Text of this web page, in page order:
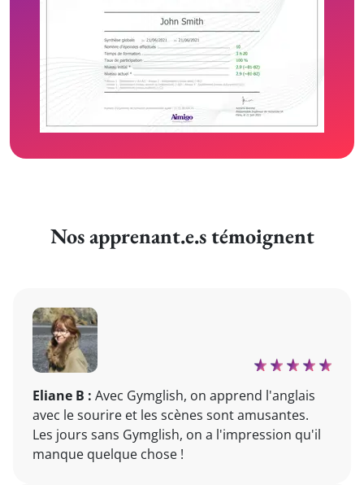
Nos apprenant.e.s témoignent
Eliane B : Avec Gymglish, on apprend l'anglais
avec le sourire et les scènes sont amusantes.
Les jours sans Gymglish, on a l'impression qu'il
manque quelque chose !